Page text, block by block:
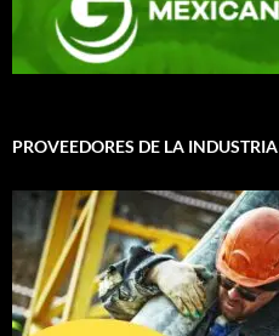
PROVEEDORES DE LA INDUSTRIA